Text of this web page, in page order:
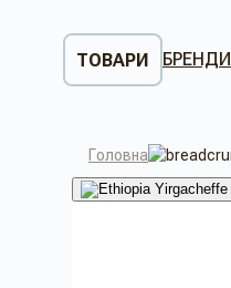
ТОВАРИ БРЕНДИ
Головна